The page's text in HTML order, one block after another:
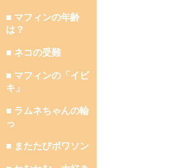
■ マフィンの年齢
は？
■ ネコの受難
■ マフィンの「イビ
キ」
■ ラムネちゃんの輪
っ
■ またたびポワソン